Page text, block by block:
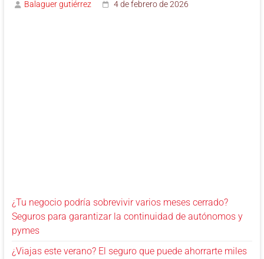
Balaguer gutiérrez 4 de febrero de 2026
¿Tu negocio podría sobrevivir varios meses cerrado?
Seguros para garantizar la continuidad de autónomos y
pymes
¿Viajas este verano? El seguro que puede ahorrarte miles